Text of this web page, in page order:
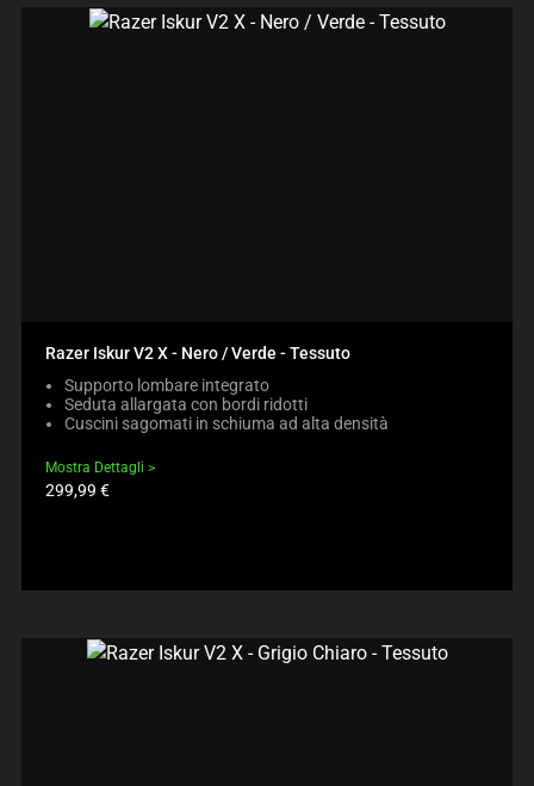
Razer Iskur V2 X - Nero / Verde - Tessuto
Supporto lombare integrato
Seduta allargata con bordi ridotti
Cuscini sagomati in schiuma ad alta densità
Mostra Dettagli
Prezzo
prodotto:
299,99 €